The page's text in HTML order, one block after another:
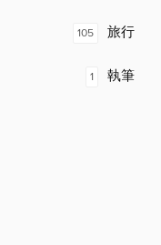
105 旅行
1 執筆